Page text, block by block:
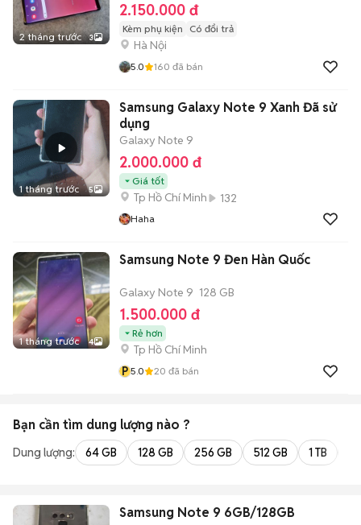
2 tháng trước 3
2.150.000 đ
Kèm phụ kiện Có đổi trả
Hà Nội
5.0 160 đã bán
1 tháng trước 5
Samsung Galaxy Note 9 Xanh Đã sử
dụng
Galaxy Note 9
2.000.000 đ
Giá tốt
Tp Hồ Chí Minh 132
Haha
1 tháng trước 4
Samsung Note 9 Đen Hàn Quốc
Galaxy Note 9 128 GB
1.500.000 đ
Rẻ hơn
Tp Hồ Chí Minh
P 5.0 20 đã bán
Bạn cần tìm dung lượng nào ?
Dung lượng: 64 GB 128 GB 256 GB 512 GB 1 TB
Samsung Note 9 6GB/128GB